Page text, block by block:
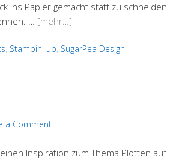
ins Papier gemacht statt zu schneiden.
… [mehr…]
, Stampin' up, SugarPea Design
a Comment
Inspiration zum Thema Plotten auf